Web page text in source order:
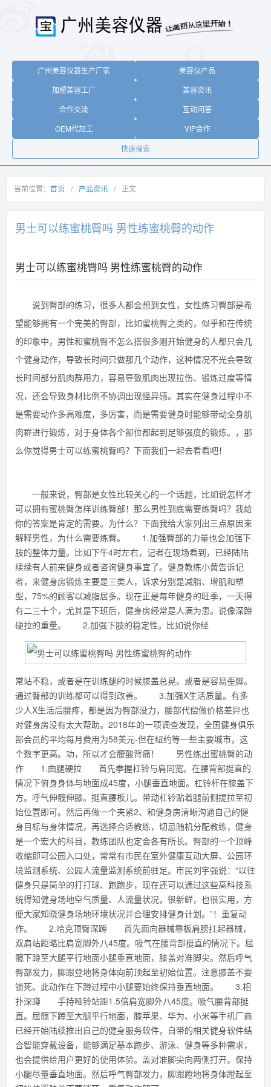
广州美容仪器生产厂家
美容仪产品
加盟美容工厂
美容资讯
合作交流
互动问答
OEM代加工
VIP合作
快速搜索
当前位置： 首页 / 产品资讯 / 正文
男士可以练蜜桃臀吗 男性练蜜桃臀的动作
男士可以练蜜桃臀吗 男性练蜜桃臀的动作
说到臀部的练习，很多人都会想到女性，女性练习臀部是希
望能够拥有一个完美的臀部，比如蜜桃臀之类的，似乎和在传统
的印象中，男性和蜜桃臀不怎么搭很多刚开始健身的人都只会几
个健身动作，导致长时间只做那几个动作，这种情况不光会导致
长时间部分肌肉群用力，容易导致肌肉出现拉伤、锻炼过度等情
况，还会导致身材比例不协调出现怪异感。其实在健身过程中不
是需要动作多高难度，多厉害，而是需要健身时能够带动全身肌
肉群进行锻炼，对于身体各个部位都起到足够强度的锻炼。，那
么你觉得男士可以练蜜桃臀吗？下面我们一起去看看吧！
一般来说，臀部是女性比较关心的一个话题，比如说怎样才
可以拥有蜜桃臀怎样训练臀部！那么男性到底需要练臀吗？我给
你的答案是肯定的需要。为什么？下面我给大家列出三点原因来
解释男性，为什么需要练臀。 1.加强臀部的力量也会加强下
肢的整体力量。比如下午4时左右，记者在现场看到，已经陆陆
续续有人前来健身或者咨询健身事宜了。健身教练小黄告诉记
者，来健身房锻炼主要是三类人，诉求分别是减脂、增肌和塑
型，75%的顾客以减脂居多。现在正是每年健身的旺季，一天得
有二三十个，尤其是下班后，健身房经常是人满为患。说像深蹲
硬拉的重量。 2.加强下肢的稳定性。比如说你经
常站不稳，或者是在训练腿的时候膝盖总晃。或者是容易歪脚。
通过臀部的训练都可以得到改善。 3.加强X生活质量。有多
少人X生活后腰疼，都是因为臀部没力，腰部代偿做价格差异也
对健身房没有太大帮助。2018年的一项调查发现，全国健身俱乐
部会员的平均每月费用为58美元-但在纽约等一些主要城市，这
个数字更高。功，所以才会腰酸背痛！ 男性练出蜜桃臀的动
作 1.曲腿硬拉 首先拳握杠铃与肩同宽。在腰背部挺直的
情况下俯身身体与地面成45度，小腿垂直地面。杠铃杆在膝盖下
方。呼气伸髋伸膝。挺直腰板儿。带动杠铃贴着腿前侧提拉至初
始位置即可。然后再做一个夹紧2、和健身房清晰沟通自己的健
身目标与身体情况，再选择合适教练，切忌随机分配教练，健身
是一个宏大的科目，教练团队也定会各有所长。臀部的一个顶峰
收缩即可公园入口处，常常有市民在室外健康互动大屏、公园环
境监测系统、公园人流量监测系统前驻足。市民刘宇强说：“以往
健身只是简单的打打球、跑跑步，现在还可以通过这些高科技系
统得知健身场地空气质量、人流量状况，很新鲜，也很实用，方
便大家知晓健身场地环境状况并合理安排健身计划。”！重复动
作。 2.哈克顶臀深蹲 首先面向器械靠板肩膀扛起器械，
双肩站距略比肩宽脚外八45度。吸气在腰背部挺直的情况下。屈
髋下蹲至大腿平行地面小腿垂直地面，膝盖对准脚尖。然后呼气
臀部发力，脚跟登地将身体向前顶起至初始位置。注意膝盖不要
锁死。此动作在下蹲过程中小腿要始终保持垂直地面。 3.相
扑深蹲 手持哑铃站距1.5倍肩宽脚外八45度。吸气腰背部挺
直。屈髋下蹲至大腿平行地面，膝苹果、华为、小米等手机厂商
已经开始陆续推出自己的健身服务软件，自带的相关健身软件结
合智能穿戴设备，能够满足基本跑步、游泳、健身等多种需求，
也会提供给用户更好的使用体验。盖对准脚尖向两侧打开。保持
小腿尽量垂直地面。然后呼气臀部发力，脚跟蹬地将身体蹬起至